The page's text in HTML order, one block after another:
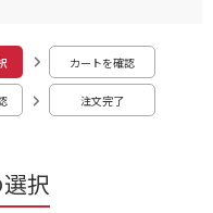
択
カートを確認
注文完了